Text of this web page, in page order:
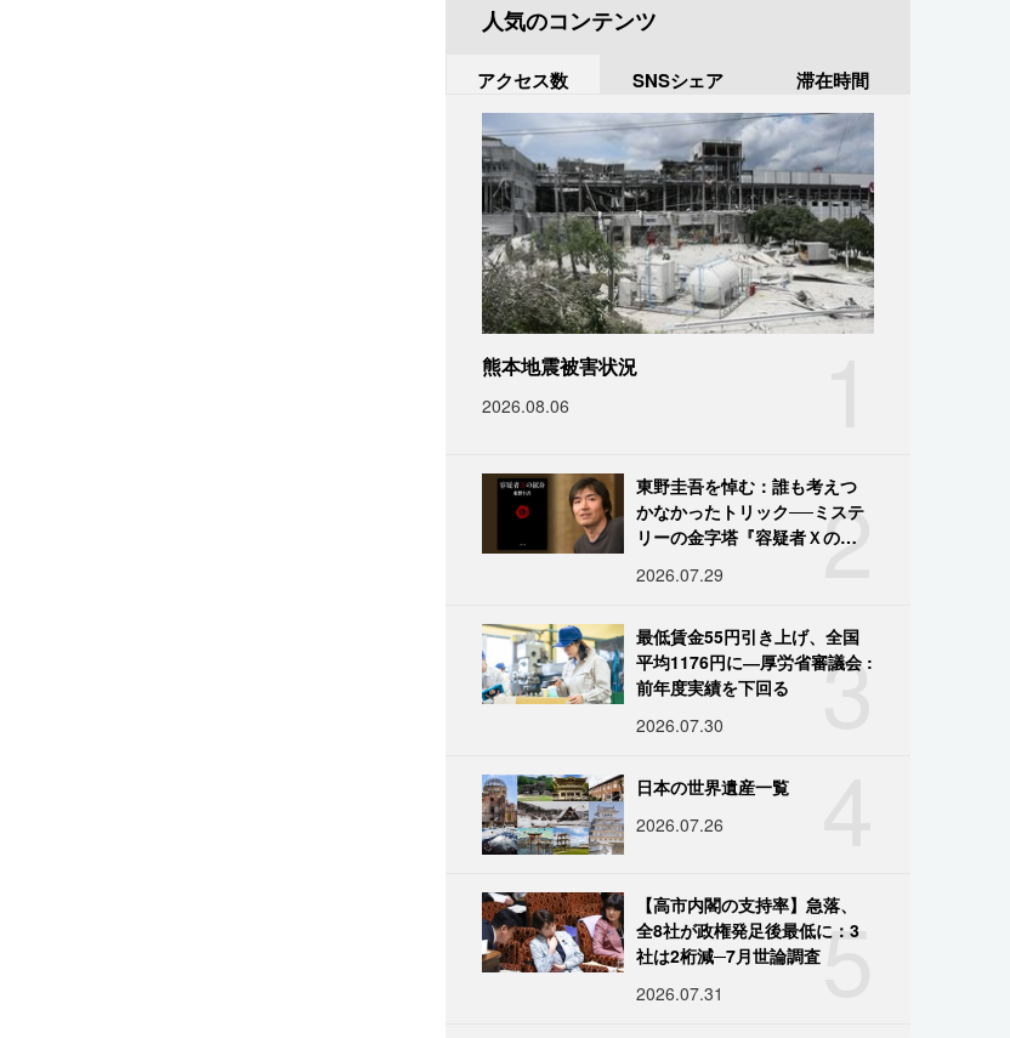
人気のコンテンツ
アクセス数 SNSシェア 滞在時間
熊本地震被害状況
2026.08.06
2
東野圭吾を悼む：誰も考えつ
かなかったトリック──ミステ
リーの金字塔『容疑者Ｘの献
2026.07.29
3
最低賃金55円引き上げ、全国
平均1176円に―厚労省審議会 :
前年度実績を下回る
2026.07.30
日本の世界遺産一覧
2026.07.26
5
【高市内閣の支持率】急落、
全8社が政権発足後最低に：3
社は2桁減─7月世論調査
2026.07.31